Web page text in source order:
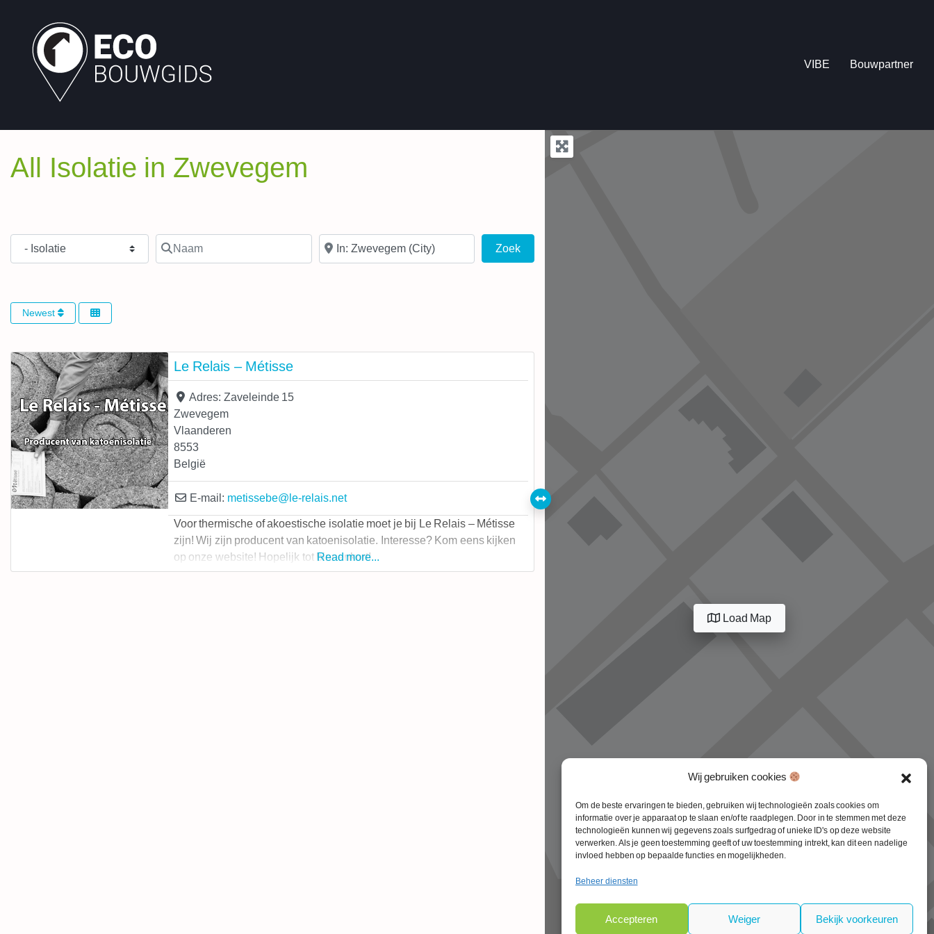
Wij gebruiken cookies
Om de beste ervaringen te bieden, gebruiken wij technologieën zoals cookies om
informatie over je apparaat op te slaan en/of te raadplegen. Door in te stemmen met deze
technologieën kunnen wij gegevens zoals surfgedrag of unieke ID's op deze website
verwerken. Als je geen toestemming geeft of uw toestemming intrekt, kan dit een nadelige
invloed hebben op bepaalde functies en mogelijkheden.
Beheer diensten
Accepteren Weiger Bekijk voorkeuren
VIBE Bouwpartner
All Isolatie in Zwevegem
Type Bouwpartner Naam In de buurt van
ZoekZoek
Newest
Le Relais – Métisse
Adres: Zaveleinde 15
Zwevegem
Vlaanderen
8553
België
E-mail: metissebe@ le-relais.net
Voor thermische of akoestische isolatie moet je bij Le Relais – Métisse
zijn! Wij zijn producent van katoenisolatie. Interesse? Kom eens kijken
op onze website! Hopelijk tot binnenkort!
Read more...
Load Map